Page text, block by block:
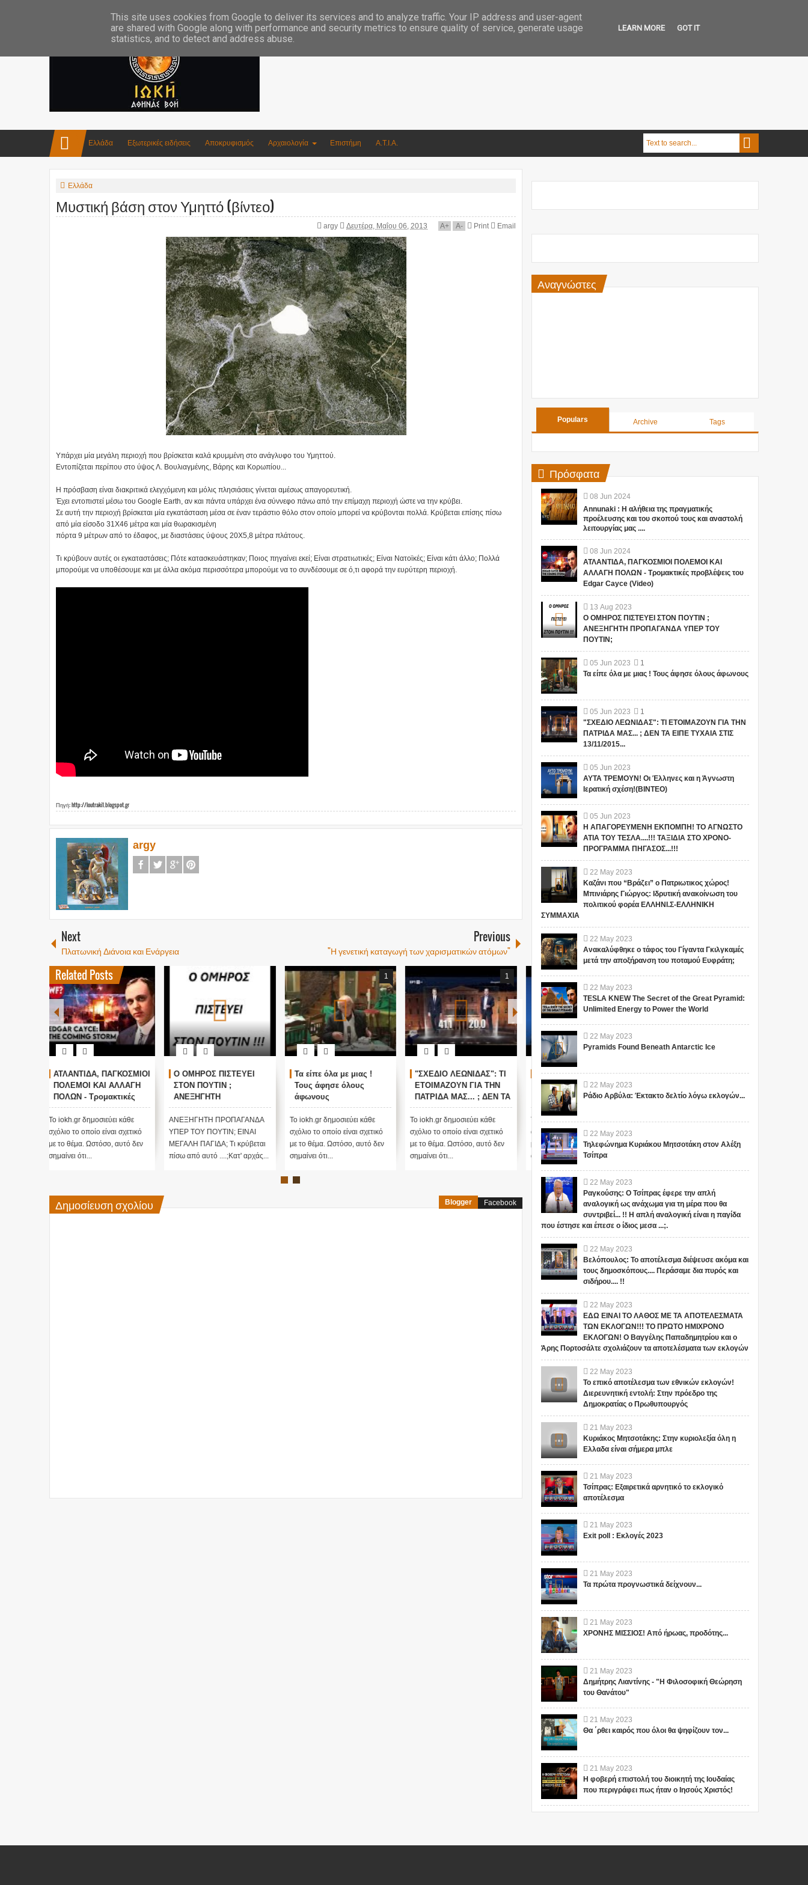
Ελλάδα Εξωτερικές ειδήσεις Αποκρυφισμός Αρχαιολογία Επιστήμη Α.Τ.Ι.Α.
Ελλάδα
Μυστική βάση στον Υμηττό (βίντεο)
argy Δευτέρα, Μαΐου 06, 2013 A+ A- Print Email
Υπάρχει μία μεγάλη περιοχή που βρίσκεται καλά κρυμμένη στο ανάγλυφο του Υμηττού.
Εντοπίζεται περίπου στο ύψος Λ. Βουλιαγμένης, Βάρης και Κορωπίου...
Η πρόσβαση είναι διακριτικά ελεγχόμενη και μόλις πλησιάσεις γίνεται αμέσως απαγορευτική.
Έχει εντοπιστεί μέσω του Google Earth, αν και πάντα υπάρχει ένα σύννεφο πάνω από την επίμαχη περιοχή ώστε να την κρύβει.
Σε αυτή την περιοχή βρίσκεται μία εγκατάσταση μέσα σε έναν τεράστιο θόλο στον οποίο μπορεί να κρύβονται πολλά. Κρύβεται επίσης πίσω
από μία είσοδο 31Χ46 μέτρα και μία θωρακισμένη
πόρτα 9 μέτρων από το έδαφος, με διαστάσεις ύψους 20Χ5,8 μέτρα πλάτους.
Τι κρύβουν αυτές οι εγκαταστάσεις; Πότε κατασκευάστηκαν; Ποιος πηγαίνει εκεί; Είναι στρατιωτικές; Είναι Νατοϊκές; Είναι κάτι άλλο; Πολλά
μπορούμε να υποθέσουμε και με άλλα ακόμα περισσότερα μπορούμε να το συνδέσουμε σε ό,τι αφορά την ευρύτερη περιοχή.
Πηγή: http://loutraki1.blogspot.gr
argy
Next
Πλατωνική Διάνοια και Ενάργεια
Previous
"Η γενετική καταγωγή των χαρισματικών ατόμων"
Related Posts
Ο ΟΜΗΡΟΣ ΠΙΣΤΕΥΕΙ
ΣΤΟΝ ΠΟΥΤΙΝ ;
ΑΝΕΞΗΓΗΤΗ
ΠΡΟΠΑΓΑΝΔΑ ΥΠΕΡ ΤΟΥ
ΠΟΥΤΙΝ;
ΑΝΕΞΗΓΗΤΗ ΠΡΟΠΑΓΑΝΔΑ
ΥΠΕΡ ΤΟΥ ΠΟΥΤΙΝ; ΕΙΝΑΙ
ΜΕΓΑΛΗ ΠΑΓΙΔΑ; Τι κρύβεται
πίσω από αυτό ....;Κατ' αρχάς...
Τα είπε όλα με μιας !
Τους άφησε όλους
άφωνους
Το iokh.gr δημοσιεύει κάθε
σχόλιο το οποίο είναι σχετικό
με το θέμα. Ωστόσο, αυτό δεν
σημαίνει ότι...
1
"ΣΧΕΔΙΟ ΛΕΩΝΙΔΑΣ": ΤΙ
ΕΤΟΙΜΑΖΟΥΝ ΓΙΑ ΤΗΝ
ΠΑΤΡΙΔΑ ΜΑΣ... ; ΔΕΝ ΤΑ
ΕΙΠΕ ΤΥΧΑΙΑ ΣΤΙΣ
13/11/2015...
Το iokh.gr δημοσιεύει κάθε
σχόλιο το οποίο είναι σχετικό
με το θέμα. Ωστόσο, αυτό δεν
σημαίνει ότι...
ΑΥΤΑ ΤΡΕΜΟΥΝ! Οι
Έλληνες και η Άγνωστη
Ιερατική σχέση!(ΒΙΝΤΕΟ)
Το iokh.gr δημοσιεύει κάθε
σχόλιο το οποίο είναι σχετικό
με το θέμα. Ωστόσο, αυτό δεν
σημαίνει ότι...
Δημοσίευση σχολίου Blogger Facebook
Αναγνώστες
Populars Archive Tags
Πρόσφατα
08 Jun 2024
Annunaki : Η αλήθεια της πραγματικής
προέλευσης και του σκοπού τους και αναστολή
λειτουργίας μας ....
08 Jun 2024
ΑΤΛΑΝΤΙΔΑ, ΠΑΓΚΟΣΜΙΟΙ ΠΟΛΕΜΟΙ ΚΑΙ
ΑΛΛΑΓΗ ΠΟΛΩΝ - Τρομακτικές προβλέψεις του
Edgar Cayce (Video)
13 Aug 2023
Ο ΟΜΗΡΟΣ ΠΙΣΤΕΥΕΙ ΣΤΟΝ ΠΟΥΤΙΝ ;
ΑΝΕΞΗΓΗΤΗ ΠΡΟΠΑΓΑΝΔΑ ΥΠΕΡ ΤΟΥ
ΠΟΥΤΙΝ;
05 Jun 2023
1
Τα είπε όλα με μιας ! Τους άφησε όλους άφωνους
05 Jun 2023
1
"ΣΧΕΔΙΟ ΛΕΩΝΙΔΑΣ": ΤΙ ΕΤΟΙΜΑΖΟΥΝ ΓΙΑ ΤΗΝ
ΠΑΤΡΙΔΑ ΜΑΣ... ; ΔΕΝ ΤΑ ΕΙΠΕ ΤΥΧΑΙΑ ΣΤΙΣ
13/11/2015...
05 Jun 2023
ΑΥΤΑ ΤΡΕΜΟΥΝ! Οι Έλληνες και η Άγνωστη
Ιερατική σχέση!(ΒΙΝΤΕΟ)
05 Jun 2023
Η ΑΠΑΓΟΡΕΥΜΕΝΗ ΕΚΠΟΜΠΗ! ΤΟ ΑΓΝΩΣΤΟ
ΑΤΙΑ ΤΟΥ ΤΕΣΛΑ....!!! ΤΑΞΙΔΙΑ ΣΤΟ ΧΡΟΝΟ-
ΠΡΟΓΡΑΜΜΑ ΠΗΓΑΣΟΣ...!!!
22 May 2023
Καζάνι που “Βράζει” ο Πατριωτικος χώρος!
Μπινιάρης Γιώργος: Ιδρυτική ανακοίνωση του
πολιτικού φορέα ΕΛΛΗΝΙ.Σ-ΕΛΛΗΝΙΚΗ
ΣΥΜΜΑΧΙΑ
22 May 2023
Ανακαλύφθηκε ο τάφος του Γίγαντα Γκιλγκαμές
μετά την αποξήρανση του ποταμού Ευφράτη;
22 May 2023
TESLA KNEW The Secret of the Great Pyramid:
Unlimited Energy to Power the World
22 May 2023
Pyramids Found Beneath Antarctic Ice
22 May 2023
Ράδιο Αρβύλα: Έκτακτο δελτίο λόγω εκλογών...
22 May 2023
Τηλεφώνημα Κυριάκου Μητσοτάκη στον Αλέξη
Τσίπρα
22 May 2023
Ραγκούσης: Ο Τσίπρας έφερε την απλή
αναλογική ως ανάχωμα για τη μέρα που θα
συντριβεί... !! Η απλή αναλογική είναι η παγίδα
που έστησε και έπεσε ο ίδιος μεσα ...;.
22 May 2023
Βελόπουλος: Το αποτέλεσμα διέψευσε ακόμα και
τους δημοσκόπους.... Περάσαμε δια πυρός και
σιδήρου.... !!
22 May 2023
ΕΔΩ ΕΙΝΑΙ ΤΟ ΛΑΘΟΣ ΜΕ ΤΑ ΑΠΟΤΕΛΕΣΜΑΤΑ
ΤΩΝ ΕΚΛΟΓΩΝ!!! ΤΟ ΠΡΩΤΟ ΗΜΙΧΡΟΝΟ
ΕΚΛΟΓΩΝ! Ο Βαγγέλης Παπαδημητρίου και ο
Άρης Πορτοσάλτε σχολιάζουν τα αποτελέσματα των εκλογών
22 May 2023
Το επικό αποτέλεσμα των εθνικών εκλογών!
Διερευνητική εντολή: Στην πρόεδρο της
Δημοκρατίας ο Πρωθυπουργός
21 May 2023
Κυριάκος Μητσοτάκης: Στην κυριολεξία όλη η
Ελλαδα είναι σήμερα μπλε
21 May 2023
Τσίπρας: Εξαιρετικά αρνητικό το εκλογικό
αποτέλεσμα
21 May 2023
Exit poll : Εκλογές 2023
21 May 2023
Τα πρώτα προγνωστικά δείχνουν...
21 May 2023
ΧΡΟΝΗΣ ΜΙΣΣΙΟΣ! Από ήρωας, προδότης...
21 May 2023
Δημήτρης Λιαντίνης - "Η Φιλοσοφική Θεώρηση
του Θανάτου"
21 May 2023
Θα ΄ρθει καιρός που όλοι θα ψηφίζουν τον...
21 May 2023
Η φοβερή επιστολή του διοικητή της Ιουδαίας
που περιγράφει πως ήταν ο Ιησούς Χριστός!
This site uses cookies from Google to deliver its services and to analyze traffic. Your IP address and user-agent
are shared with Google along with performance and security metrics to ensure quality of service, generate usage
statistics, and to detect and address abuse.
LEARN MORE GOT IT